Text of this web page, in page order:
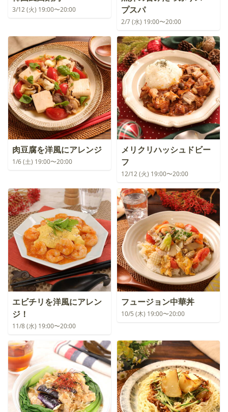
3/12 (火) 19:00〜20:00
プスパ
2/7 (水) 19:00〜20:00
肉豆腐を洋風にアレンジ
1/6 (土) 19:00〜20:00
メリクリハッシュドビー
フ
12/12 (火) 19:00〜20:00
エビチリを洋風にアレン
ジ！
11/8 (水) 19:00〜20:00
フュージョン中華丼
10/5 (木) 19:00〜20:00